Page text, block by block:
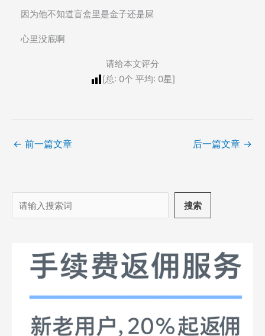
因为他不知道盲盒里是金子还是屎
心里没底啊
请给本文评分
[总: 0个 平均: 0星]
← 前一篇文章 后一篇文章 →
搜
索
搜索